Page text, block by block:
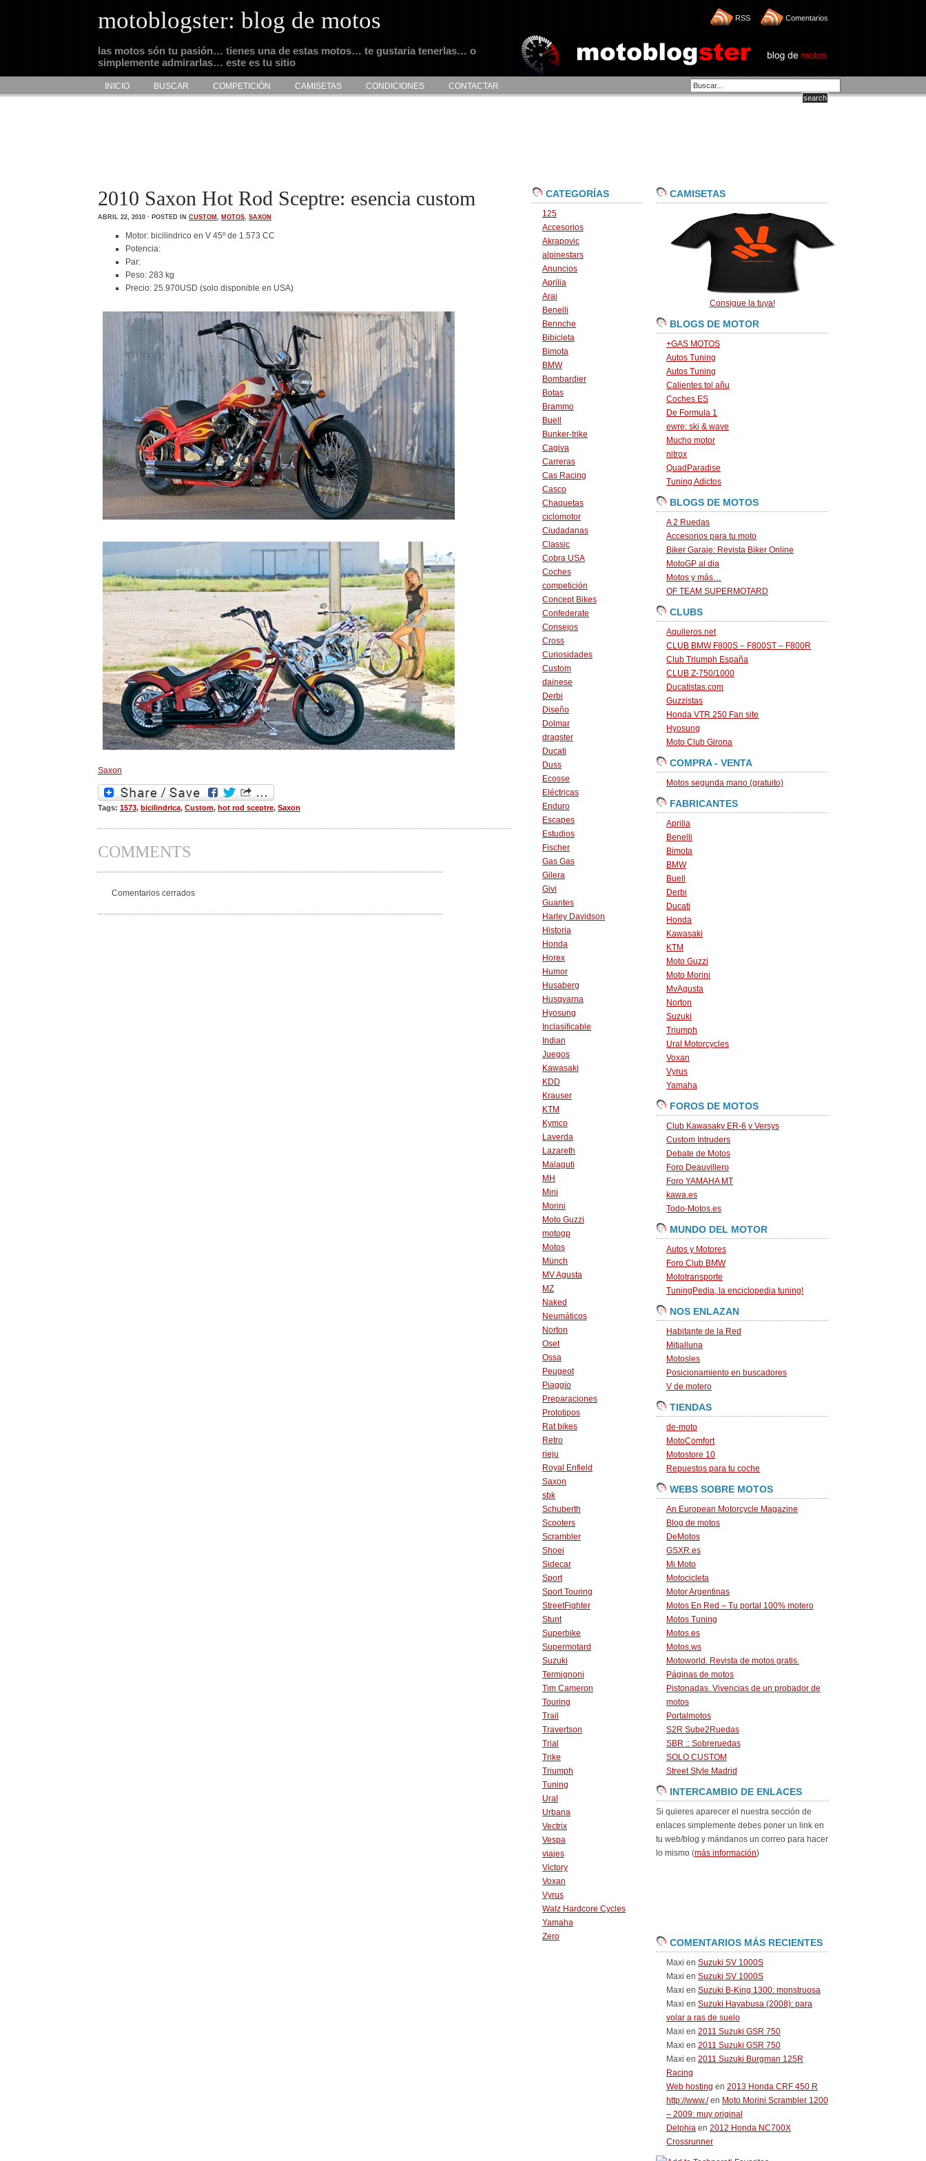
motoblogster: blog de motos
las motos són tu pasión… tienes una de estas motos… te gustaria tenerlas… o
simplemente admirarlas… este es tu sitio
RSS Comentarios
INICIO BUSCAR COMPETICIÓN CAMISETAS CONDICIONES CONTACTAR
2010 Saxon Hot Rod Sceptre: esencia custom
ABRIL 22, 2010 · POSTED IN CUSTOM , MOTOS, SAXON
Motor: bicilindrico en V 45º de 1.573 CC
Potencia:
Par:
Peso: 283 kg
Precio: 25.970USD (solo disponible en USA)
Saxon
Tags: 1573, bicilindrica, Custom, hot rod sceptre, Saxon
COMMENTS
Comentarios cerrados
CATEGORÍAS
125
Accesorios
Akrapovic
alpinestars
Anuncios
Aprilia
Arai
Benelli
Bennche
Bibicleta
Bimota
BMW
Bombardier
Botas
Brammo
Buell
Bunker-trike
Cagiva
Carreras
Cas Racing
Casco
Chaquetas
ciclomotor
Ciudadanas
Classic
Cobra USA
Coches
competición
Concept Bikes
Confederate
Consejos
Cross
Curiosidades
Custom
dainese
Derbi
Diseño
Dolmar
dragster
Ducati
Duss
Ecosse
Eléctricas
Enduro
Escapes
Estudios
Fischer
Gas Gas
Gilera
Givi
Guantes
Harley Davidson
Historia
Honda
Horex
Humor
Husaberg
Husqvarna
Hyosung
Inclasificable
Indian
Juegos
Kawasaki
KDD
Krauser
KTM
Kymco
Laverda
Lazareth
Malaguti
MH
Mini
Morini
Moto Guzzi
motogp
Motos
Münch
MV Agusta
MZ
Naked
Neumáticos
Norton
Oset
Ossa
Peugeot
Piaggio
Preparaciones
Prototipos
Rat bikes
Retro
rieju
Royal Enfield
Saxon
sbk
Schuberth
Scooters
Scrambler
Shoei
Sidecar
Sport
Sport Touring
StreetFighter
Stunt
Superbike
Supermotard
Suzuki
Termignoni
Tim Cameron
Touring
Trail
Travertson
Trial
Trike
Triumph
Tuning
Ural
Urbana
Vectrix
Vespa
viajes
Victory
Voxan
Vyrus
Walz Hardcore Cycles
Yamaha
Zero
CAMISETAS
Consigue la tuya!
BLOGS DE MOTOR
+GAS MOTOS
Autos Tuning
Autos Tuning
Calientes tol añu
Coches ES
De Formula 1
ewre: ski & wave
Mucho motor
nitrox
QuadParadise
Tuning Adictos
BLOGS DE MOTOS
A 2 Ruedas
Accesorios para tu moto
Biker Garaje: Revista Biker Online
MotoGP al dia
Motos y más…
OF TEAM SUPERMOTARD
CLUBS
Aquileros.net
CLUB BMW F800S – F800ST – F800R
Club Triumph España
CLUB Z-750/1000
Ducatistas.com
Guzzistas
Honda VTR 250 Fan site
Hyosung
Moto Club Girona
COMPRA - VENTA
Motos segunda mano (gratuito)
FABRICANTES
Aprilia
Benelli
Bimota
BMW
Buell
Derbi
Ducati
Honda
Kawasaki
KTM
Moto Guzzi
Moto Morini
MvAgusta
Norton
Suzuki
Triumph
Ural Motorcycles
Voxan
Vyrus
Yamaha
FOROS DE MOTOS
Club Kawasaky ER-6 y Versys
Custom Intruders
Debate de Motos
Foro Deauvillero
Foro YAMAHA MT
kawa.es
Todo-Motos.es
MUNDO DEL MOTOR
Autos y Motores
Foro Club BMW
Mototransporte
TuningPedia, la enciclopedia tuning!
NOS ENLAZAN
Habitante de la Red
Mitjalluna
Motosles
Posicionamiento en buscadores
V de motero
TIENDAS
de-moto
MotoComfort
Motostore 10
Repuestos para tu coche
WEBS SOBRE MOTOS
An European Motorcycle Magazine
Blog de motos
DeMotos
GSXR.es
Mi Moto
Motocicleta
Motor Argentinas
Motos En Red – Tu portal 100% motero
Motos Tuning
Motos.es
Motos.ws
Motoworld. Revista de motos gratis.
Páginas de motos
Pistonadas. Vivencias de un probador de
motos
Portalmotos
S2R Sube2Ruedas
SBR :: Sobreruedas
SOLO CUSTOM
Street Style Madrid
INTERCAMBIO DE ENLACES
Si quieres aparecer el nuestra sección de
enlaces simplemente debes poner un link en
tu web/blog y mándanos un correo para hacer
lo mismo (más información)
COMENTARIOS MÁS RECIENTES
Maxi en Suzuki SV 1000S
Maxi en Suzuki SV 1000S
Maxi en Suzuki B-King 1300: monstruosa
Maxi en Suzuki Hayabusa (2008): para
volar a ras de suelo
Maxi en 2011 Suzuki GSR 750
Maxi en 2011 Suzuki GSR 750
Maxi en 2011 Suzuki Burgman 125R
Racing
Web hosting en 2013 Honda CRF 450 R
http://www./en Moto Morini Scrambler 1200
– 2009: muy original
Delphia en 2012 Honda NC700X
Crossrunner